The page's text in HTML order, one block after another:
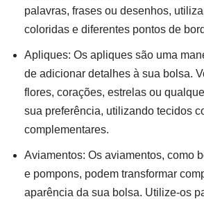
palavras, frases ou desenhos,
coloridas e diferentes pontos de
Apliques: Os apliques são uma
de adicionar detalhes à sua bolsa.
flores, corações, estrelas ou
sua preferência, utilizando tecidos
complementares.
Aviamentos: Os aviamentos, como
e pompons, podem transformar
aparência da sua bolsa. Utilize-os